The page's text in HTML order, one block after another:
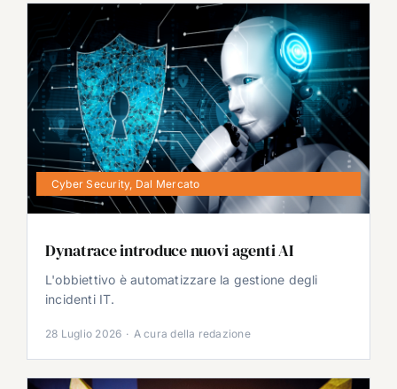
Cyber Security, Dal Mercato
Dynatrace introduce nuovi agenti AI
L'obbiettivo è automatizzare la gestione degli
incidenti IT.
28 Luglio 2026 · A cura della redazione